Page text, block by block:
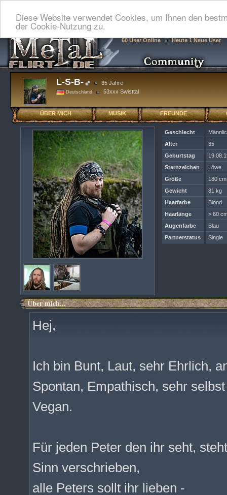
Diese Website verwendet Cookies, um Ihnen den
der Cookie-Nutzung zu.
60 User Online Heute 1 Neue User
L-S-B- 35 Jahre
Deutschland 53xxx Swisttal
ÜBER MICH MUSIK FREUNDE
Geschlecht
Alter
35
Geburtstag
Sternzeichen
Löwe
Größe
180 cm
Gewicht
81 kg
Haarfarbe
Blond
Haarlänge
> 60
Augenfarbe
Blau
Partnerstatus
Single
Über mich...
Hej,
Ich bin Bunt, Laut, sehr Ehrlich,
Spontan, Empathisch, sehr
Vegan.
Für jeden Peter den ihr seht,
Sinn verschrieben,
alle Peters sollt ihr lieben -